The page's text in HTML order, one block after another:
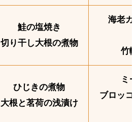
鮭の塩焼き
切り干し大根の煮物
海老カ
竹輪
ひじきの煮物
大根と茗荷の浅漬け
ミ
ブロッコ